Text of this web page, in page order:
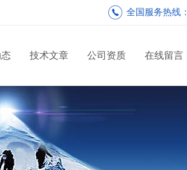
全国服务热线：
技术文章 公司资质 在线留言